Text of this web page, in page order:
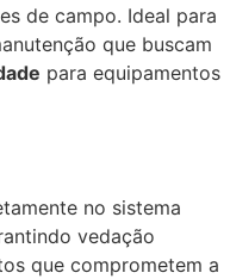
de campo. Ideal para
que buscam
para equipamentos
no sistema
vedação
que comprometem a